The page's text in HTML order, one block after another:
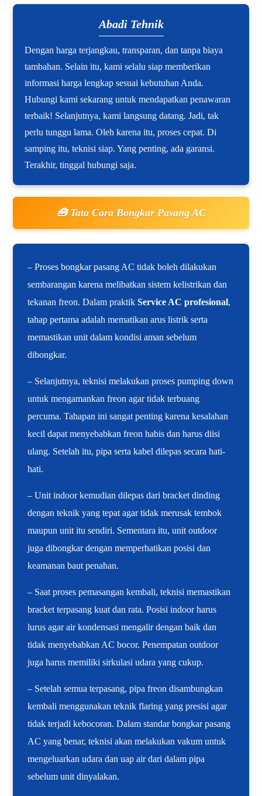
Abadi Tehnik
Dengan harga terjangkau, transparan, dan tanpa biaya
tambahan. Selain itu, kami selalu siap memberikan
informasi harga lengkap sesuai kebutuhan Anda.
Hubungi kami sekarang untuk mendapatkan penawaran
terbaik! Selanjutnya, kami langsung datang. Jadi, tak
perlu tunggu lama. Oleh karena itu, proses cepat. Di
samping itu, teknisi siap. Yang penting, ada garansi.
Terakhir, tinggal hubungi saja.
🧰 Tata Cara Bongkar Pasang AC
– Proses bongkar pasang AC tidak boleh dilakukan
sembarangan karena melibatkan sistem kelistrikan dan
tekanan freon. Dalam praktikService AC profesional,
tahap pertama adalah mematikan arus listrik serta
memastikan unit dalam kondisi aman sebelum
dibongkar.
– Selanjutnya, teknisi melakukan proses pumping down
untuk mengamankan freon agar tidak terbuang
percuma. Tahapan ini sangat penting karena kesalahan
kecil dapat menyebabkan freon habis dan harus diisi
ulang. Setelah itu, pipa serta kabel dilepas secara hati-
hati.
– Unit indoor kemudian dilepas dari bracket dinding
dengan teknik yang tepat agar tidak merusak tembok
maupun unit itu sendiri. Sementara itu, unit outdoor
juga dibongkar dengan memperhatikan posisi dan
keamanan baut penahan.
– Saat proses pemasangan kembali, teknisi memastikan
bracket terpasang kuat dan rata. Posisi indoor harus
lurus agar air kondensasi mengalir dengan baik dan
tidak menyebabkan AC bocor. Penempatan outdoor
juga harus memiliki sirkulasi udara yang cukup.
– Setelah semua terpasang, pipa freon disambungkan
kembali menggunakan teknik flaring yang presisi agar
tidak terjadi kebocoran. Dalam standar bongkar pasang
AC yang benar, teknisi akan melakukan vakum untuk
mengeluarkan udara dan uap air dari dalam pipa
sebelum unit dinyalakan.